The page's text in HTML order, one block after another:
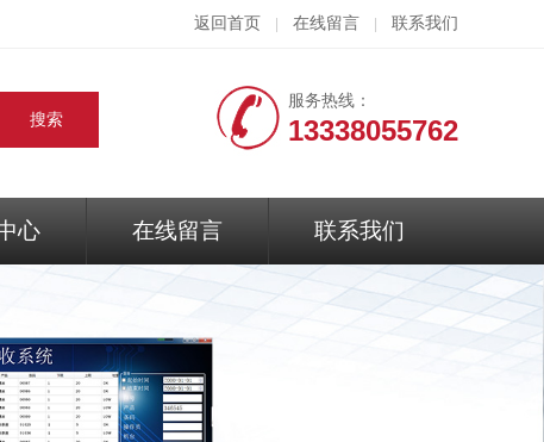
返回首页 在线留言 联系我们
服务热线：
13338055762
心 在线留言 联系我们